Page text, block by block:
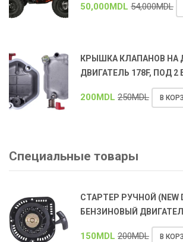
50,000MDL 54,000MDL
КРЫШКА КЛАПАНОВ НА
ДВИГАТЕЛЬ 178F, ПОД 2
200MDL 250MDL В
Специальные товары
СТАРТЕР РУЧНОЙ (NEW
БЕНЗИНОВЫЙ
150MDL 200MDL В